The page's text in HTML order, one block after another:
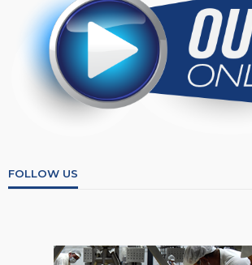
FOLLOW US